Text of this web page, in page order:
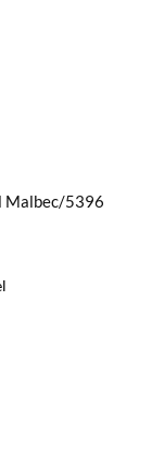
Malbec/5396